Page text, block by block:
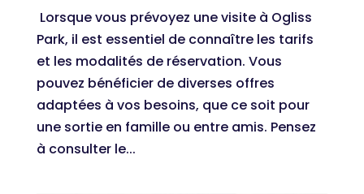
Lorsque vous prévoyez une visite à Ogliss
Park, il est essentiel de connaître les tarifs
et les modalités de réservation. Vous
pouvez bénéficier de diverses offres
adaptées à vos besoins, que ce soit pour
une sortie en famille ou entre amis. Pensez
à consulter le...